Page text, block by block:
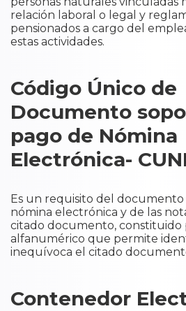
relación laboral o legal y
pensionados a cargo del
estas actividades.
Código Único de
Documento
pago de Nómina
Electrónica-
Es un requisito del
nómina electrónica y de las
citado documento, constituido
alfanumérico que permite
inequívoca el citado
Contenedor